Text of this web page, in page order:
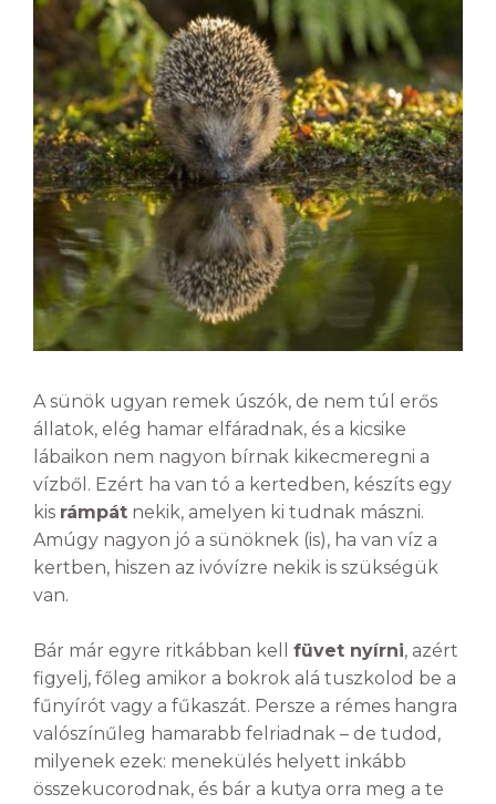
A sünök ugyan remek úszók, de nem túl erős
állatok, elég hamar elfáradnak, és a kicsike
lábaikon nem nagyon bírnak kikecmeregni a
vízből. Ezért ha van tó a kertedben, készíts egy
kis rámpát nekik, amelyen ki tudnak mászni.
Amúgy nagyon jó a sünöknek (is), ha van víz a
kertben, hiszen az ivóvízre nekik is szükségük
van.
Bár már egyre ritkábban kell füvet nyírni, azért
figyelj, főleg amikor a bokrok alá tuszkolod be a
fűnyírót vagy a fűkaszát. Persze a rémes hangra
valószínűleg hamarabb felriadnak – de tudod,
milyenek ezek: menekülés helyett inkább
összekucorodnak, és bár a kutya orra meg a te